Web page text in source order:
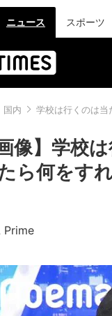
ニュース スポーツ
国内 学校は行くのは当
像】学校
ら何をす
Prime